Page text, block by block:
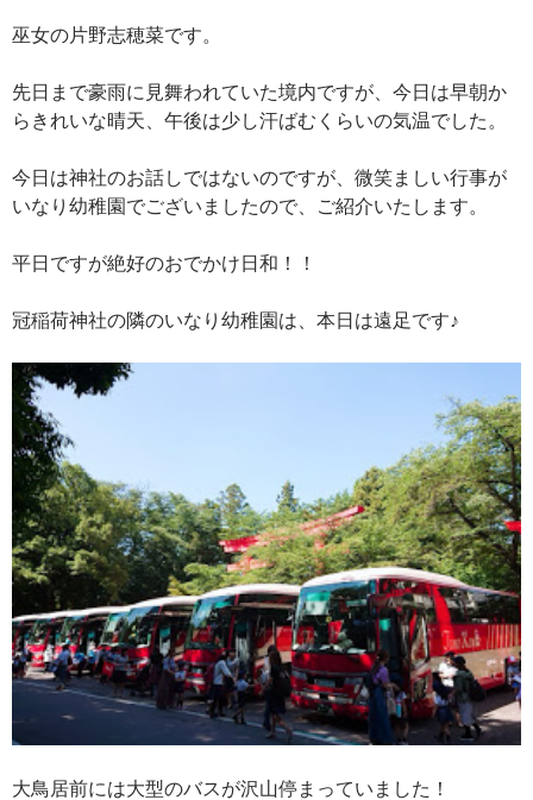
巫女の片野志穂菜です。
先日まで豪雨に見舞われていた境内ですが、今日は早朝か
らきれいな晴天、午後は少し汗ばむくらいの気温でした。
今日は神社のお話しではないのですが、微笑ましい行事が
いなり幼稚園でございましたので、ご紹介いたします。
平日ですが絶好のおでかけ日和！！
冠稲荷神社の隣のいなり幼稚園は、本日は遠足です♪
大鳥居前には大型のバスが沢山停まっていました！